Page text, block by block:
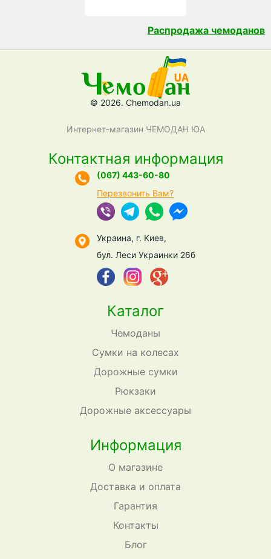
Распродажа чемоданов
© 2026. Chemodan.ua
Интернет-магазин ЧЕМОДАН ЮА
Каталог
Чемоданы
Сумки на колесах
Дорожные сумки
Рюкзаки
Дорожные аксессуары
Информация
О магазине
Доставка и оплата
Гарантия
Контакты
Блог
Контактная информация
(067) 443-60-80
Перезвонить Вам?
Украина, г. Киев,
бул. Леси Украинки 26б